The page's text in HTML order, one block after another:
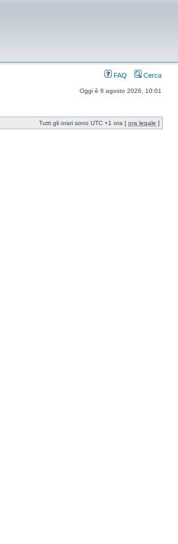
FAQ Cerca
Oggi è 8 agosto 2026, 10:01
Tutti gli orari sono UTC +1 ora [ ora legale ]